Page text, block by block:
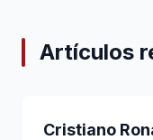
Artículos
Cristiano